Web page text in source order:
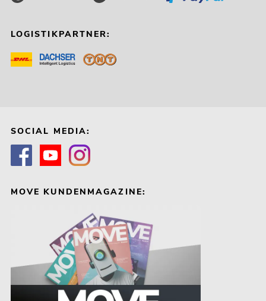
LOGISTIKPARTNER:
SOCIAL MEDIA:
MOVE KUNDENMAGAZINE: